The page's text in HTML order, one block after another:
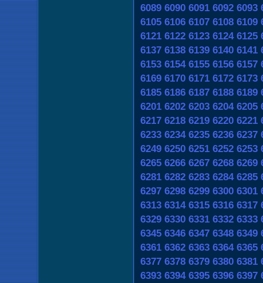
6089 6090 6091 6092 6093
6105 6106 6107 6108 6109
6121 6122 6123 6124 6125
6137 6138 6139 6140 6141
6153 6154 6155 6156 6157
6169 6170 6171 6172 6173
6185 6186 6187 6188 6189
6201 6202 6203 6204 6205
6217 6218 6219 6220 6221
6233 6234 6235 6236 6237
6249 6250 6251 6252 6253
6265 6266 6267 6268 6269
6281 6282 6283 6284 6285
6297 6298 6299 6300 6301
6313 6314 6315 6316 6317
6329 6330 6331 6332 6333
6345 6346 6347 6348 6349
6361 6362 6363 6364 6365
6377 6378 6379 6380 6381
6393 6394 6395 6396 6397